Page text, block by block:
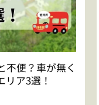
不便？車が無く
リア3選！